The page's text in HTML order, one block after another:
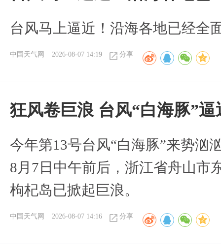
台风马上逼近！沿海各地已经全
中国天气网 2026-08-07 14:19 分享
狂风卷巨浪 台风“白海豚”
今年第13号台风“白海豚”来势汹
8月7日中午前后，浙江省舟山市
枸杞岛已掀起巨浪。
中国天气网 2026-08-07 14:16 分享